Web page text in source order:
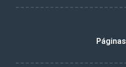
Páginas